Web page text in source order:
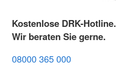
Kostenlose DRK-Hotline.
Wir beraten Sie gerne.
08000 365 000